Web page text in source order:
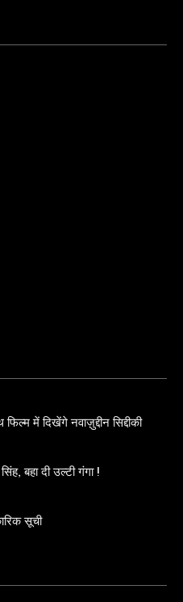
में दिखेंगे नवाज़ुद्दीन सिद्दीकी
बहा दी उल्टी गंगा !
सूची